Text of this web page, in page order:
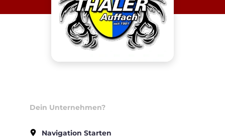
Dein Unternehmen?
Navigation Starten